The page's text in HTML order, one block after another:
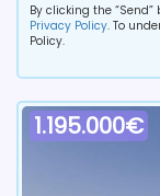
By clicking the
Privacy Policy. To
Policy.
1.195.000€